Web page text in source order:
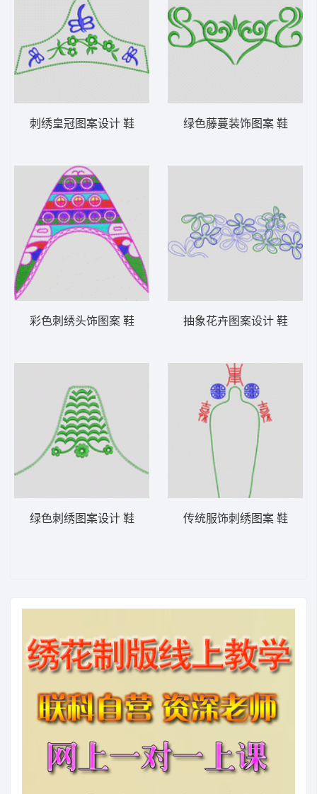
刺绣皇冠图案设计 鞋
彩色刺绣头饰图案 鞋
绿色刺绣图案设计 鞋
绿色藤蔓装饰图案 鞋
抽象花卉图案设计 鞋
传统服饰刺绣图案 鞋